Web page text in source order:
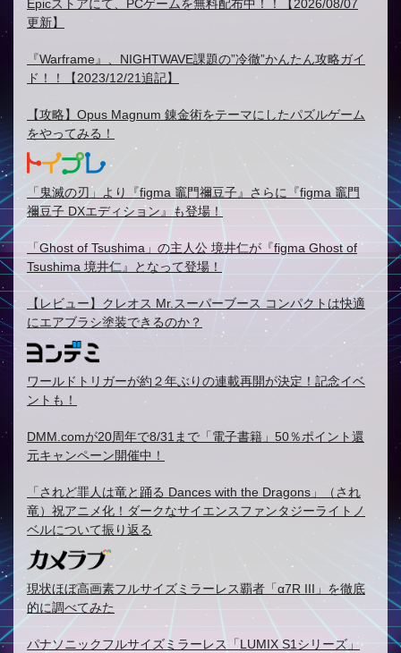
Epicストアにて、PCゲームを無料配布中！！【2026/08/07
更新】
『Warframe』、NIGHTWAVE課題の”冷徹”かんたん攻略ガイ
ド！！【2023/12/21追記】
【攻略】Opus Magnum 錬金術をテーマにしたパズルゲーム
をやってみる！
「鬼滅の刃」より『figma 竈門禰豆子』さらに『figma 竈門
禰豆子 DXエディション』も登場！
「Ghost of Tsushima」の主人公 境井仁が『figma Ghost of
Tsushima 境井仁』となって登場！
【レビュー】クレオス Mr.スーパーブース コンパクトは快適
にエアブラシ塗装できるのか？
ワールドトリガーが約２年ぶりの連載再開が決定！記念イベ
ントも！
DMM.comが20周年で8/31まで「電子書籍」50％ポイント還
元キャンペーン開催中！
「されど罪人は竜と踊る Dances with the Dragons」（され
竜）祝アニメ化！ダークなサイエンスファンタジーライトノ
ベルについて振り返る
現状ほぼ高画素フルサイズミラーレス覇者「α7R III」を徹底
的に調べてみた
パナソニックフルサイズミラーレス「LUMIX S1シリーズ」